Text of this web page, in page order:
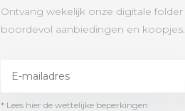
Ontvang wekelijk onze digitale folder
boordevol aanbiedingen en koopjes.
* Lees hier de wettelijke beperkingen